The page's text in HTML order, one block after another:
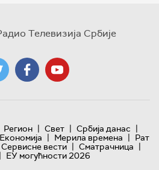
Телевизија Србије
Регион | Свет | Србија данас |
Економија | Мерила времена | Рат
Сервисне вести | Сматрачница |
| ЕУ могућности 2026